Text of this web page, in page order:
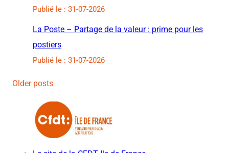
Publié le : 31-07-2026
La Poste – Partage de la valeur : prime pour les
postiers
Publié le : 31-07-2026
Older posts